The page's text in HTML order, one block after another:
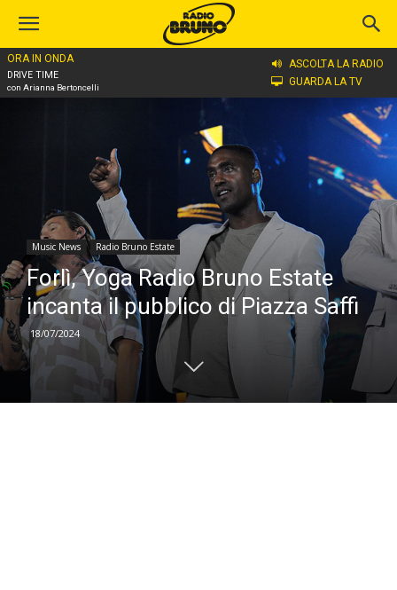
ORA IN ONDA
DRIVE TIME
con Arianna Bertoncelli
ASCOLTA LA RADIO
GUARDA LA TV
Home
Music News Radio Bruno Estate
Forlì, Yoga Radio Bruno Estate
incanta il pubblico di Piazza Saffi
18/07/2024